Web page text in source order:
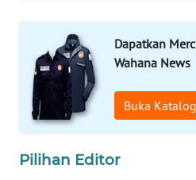
Dapatkan
Wahana News
Buka Katalog
Pilihan Editor
KOPEKLIN
PORTAL
KONSUMEN